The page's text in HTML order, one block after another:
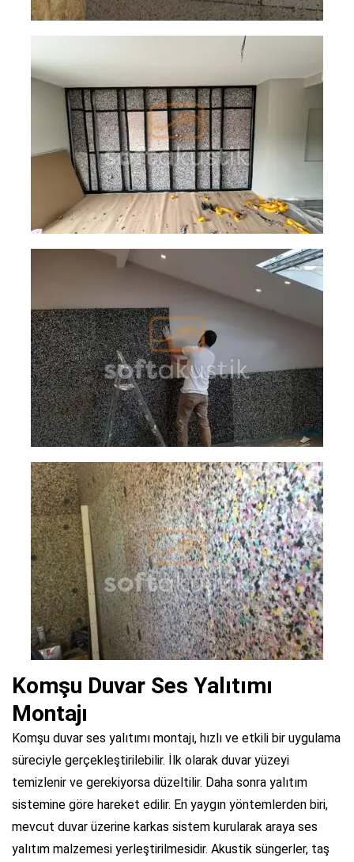
Komşu Duvar Ses Yalıtımı
Montajı
Komşu duvar ses yalıtımı montajı, hızlı ve etkili bir uygulama
süreciyle gerçekleştirilebilir. İlk olarak duvar yüzeyi
temizlenir ve gerekiyorsa düzeltilir. Daha sonra yalıtım
sistemine göre hareket edilir. En yaygın yöntemlerden biri,
mevcut duvar üzerine karkas sistem kurularak araya ses
yalıtım malzemesi yerleştirilmesidir. Akustik süngerler, taş